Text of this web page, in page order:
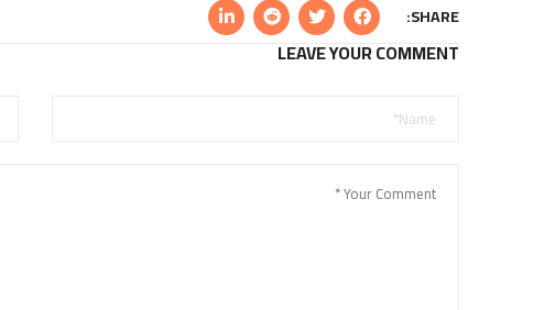
SHARE:
LEAVE YOUR COMMENT